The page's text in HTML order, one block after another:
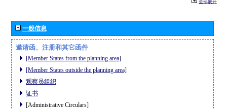
全部展开
一般信息
邀请函、注册和其它函件
[Member States from the planning area]
[Member States outside the planning area]
观察员组织
证书
[Administrative Circulars]